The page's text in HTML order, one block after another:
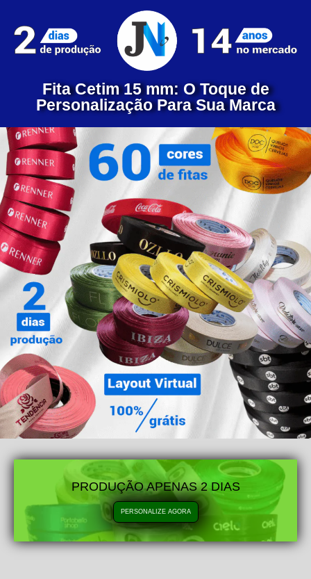
Fita Cetim 15 mm: O Toque de
Personalização Para Sua Marca
PRODUÇÃO APENAS 2 DIAS
PERSONALIZE AGORA